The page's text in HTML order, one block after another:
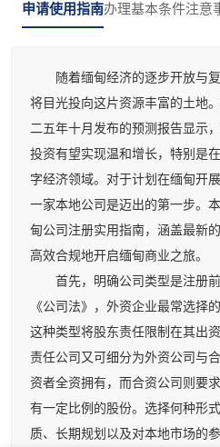
申请使用指南办理基本条件注意
随着缅甸经济的逐步开放与复
将目光投向这片资源丰富的土地
二五年十月发布的预测报告显示
投资有望实现温和增长，特别是
字经济领域。对于计划在缅甸开
一家本地公司是迈出的第一步。
甸公司注册实用指南，涵盖最新
高效合规地开启缅甸商业之旅。
首先，明确公司类型是注册前
《公司法》，外资企业最常选择
这种类型将股东责任限制在其出
责任公司又可细分为外资公司与
资者全资拥有，而合资公司则要
有一定比例的股份。选择何种形
质、长期规划以及对本地市场的